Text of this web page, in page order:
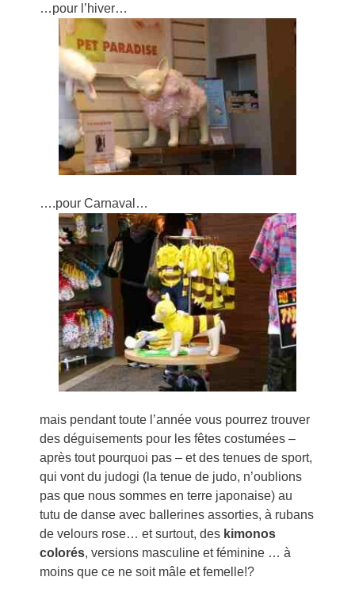
…pour l’hiver…
….pour Carnaval…
mais pendant toute l’année vous pourrez trouver
des déguisements pour les fêtes costumées –
après tout pourquoi pas – et des tenues de sport,
qui vont du judogi (la tenue de judo, n’oublions
pas que nous sommes en terre japonaise) au
tutu de danse avec ballerines assorties, à rubans
de velours rose… et surtout, des kimonos
colorés, versions masculine et féminine … à
moins que ce ne soit mâle et femelle!?